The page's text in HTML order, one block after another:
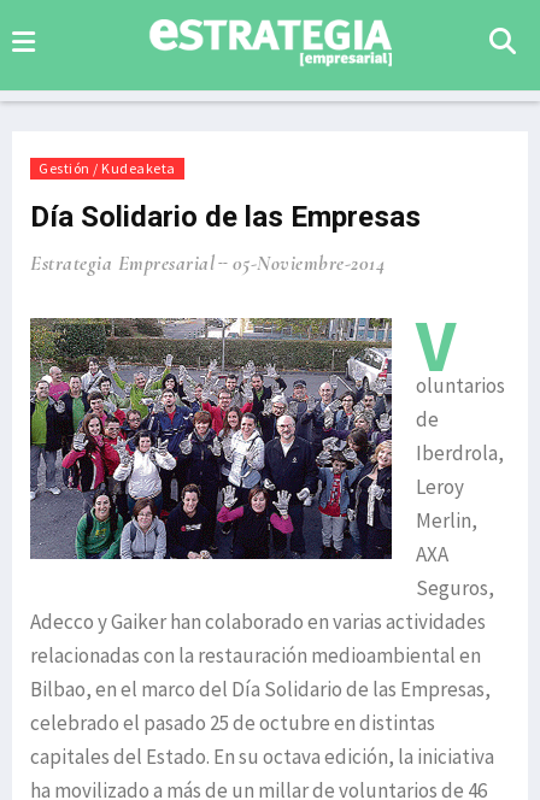
Gestión / Kudeaketa
Día Solidario de las Empresas
Estrategia Empresarial 05-Noviembre-2014
V
oluntarios
de
Iberdrola,
Leroy
Merlin,
AXA
Seguros,
Adecco y Gaiker han colaborado en varias actividades
relacionadas con la restauración medioambiental en
Bilbao, en el marco del Día Solidario de las Empresas,
celebrado el pasado 25 de octubre en distintas
capitales del Estado. En su octava edición, la iniciativa
ha movilizado a más de un millar de voluntarios de 46